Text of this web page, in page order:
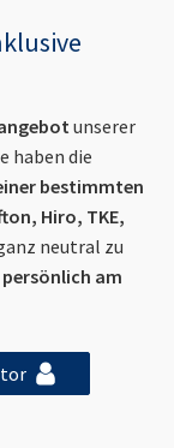
unserer
haben die
bestimmten
Hiro, TKE,
neutral zu
persönlich am